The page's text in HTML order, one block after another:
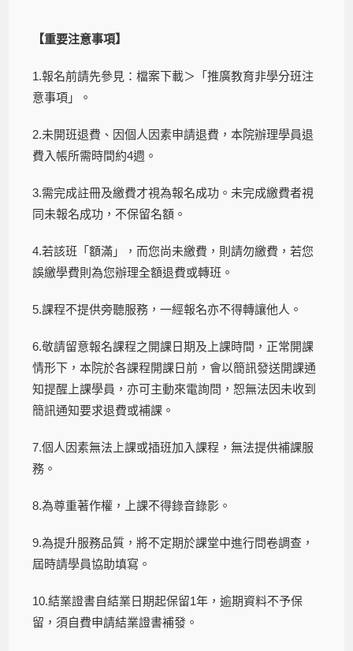
【重要注意事項】
1.報名前請先參見：檔案下載＞「推廣教育非學分班注
意事項」。
2.未開班退費、因個人因素申請退費，本院辦理學員退
費入帳所需時間約4週。
3.需完成註冊及繳費才視為報名成功。未完成繳費者視
同未報名成功，不保留名額。
4.若該班「額滿」，而您尚未繳費，則請勿繳費，若您
誤繳學費則為您辦理全額退費或轉班。
5.課程不提供旁聽服務，一經報名亦不得轉讓他人。
6.敬請留意報名課程之開課日期及上課時間，正常開課
情形下，本院於各課程開課日前，會以簡訊發送開課通
知提醒上課學員，亦可主動來電詢問，恕無法因未收到
簡訊通知要求退費或補課。
7.個人因素無法上課或插班加入課程，無法提供補課服
務。
8.為尊重著作權，上課不得錄音錄影。
9.為提升服務品質，將不定期於課堂中進行問卷調查，
屆時請學員協助填寫。
10.結業證書自結業日期起保留1年，逾期資料不予保
留，須自費申請結業證書補發。